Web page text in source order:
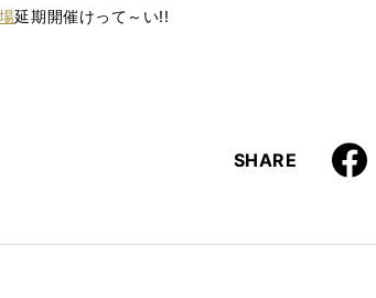
延期開催けって～い!!
SHARE Faceboo
k
X